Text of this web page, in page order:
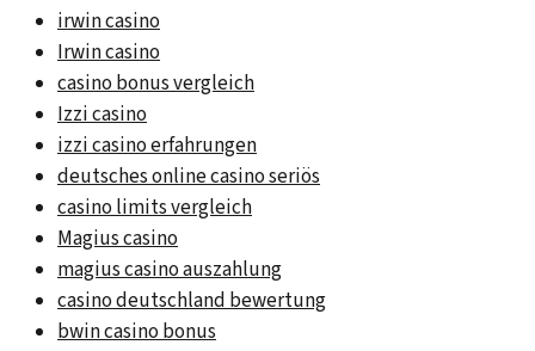
irwin casino
Irwin casino
casino bonus vergleich
Izzi casino
izzi casino erfahrungen
deutsches online casino seriös
casino limits vergleich
Magius casino
magius casino auszahlung
casino deutschland bewertung
bwin casino bonus